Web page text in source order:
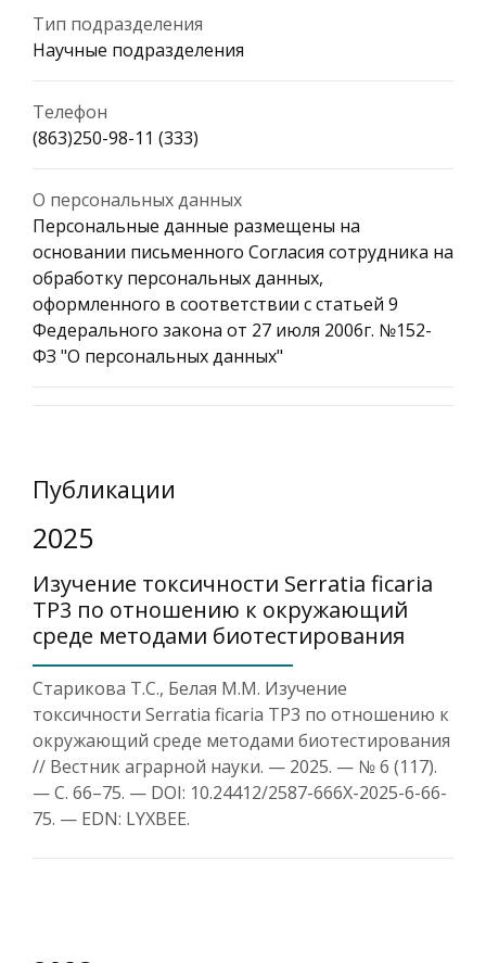
Тип подразделения
Научные подразделения
Телефон
(863)250-98-11 (333)
О персональных данных
Персональные данные размещены на
основании письменного Согласия сотрудника на
обработку персональных данных,
оформленного в соответствии с статьей 9
Федерального закона от 27 июля 2006г. №152-
ФЗ "О персональных данных"
Публикации
2025
Изучение токсичности Serratia ficaria
TP3 по отношению к окружающий
среде методами биотестирования
Старикова Т.С., Белая М.М. Изучение
токсичности Serratia ficaria TP3 по отношению к
окружающий среде методами биотестирования
// Вестник аграрной науки. — 2025. — № 6 (117).
— С. 66–75. — DOI: 10.24412/2587-666X-2025-6-66-
75. — EDN: LYXBEE.